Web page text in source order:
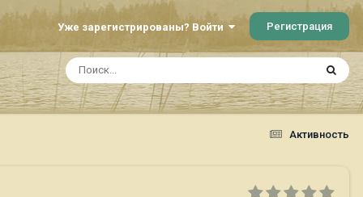
Уже зарегистрированы? Войти Регистрация
Активность